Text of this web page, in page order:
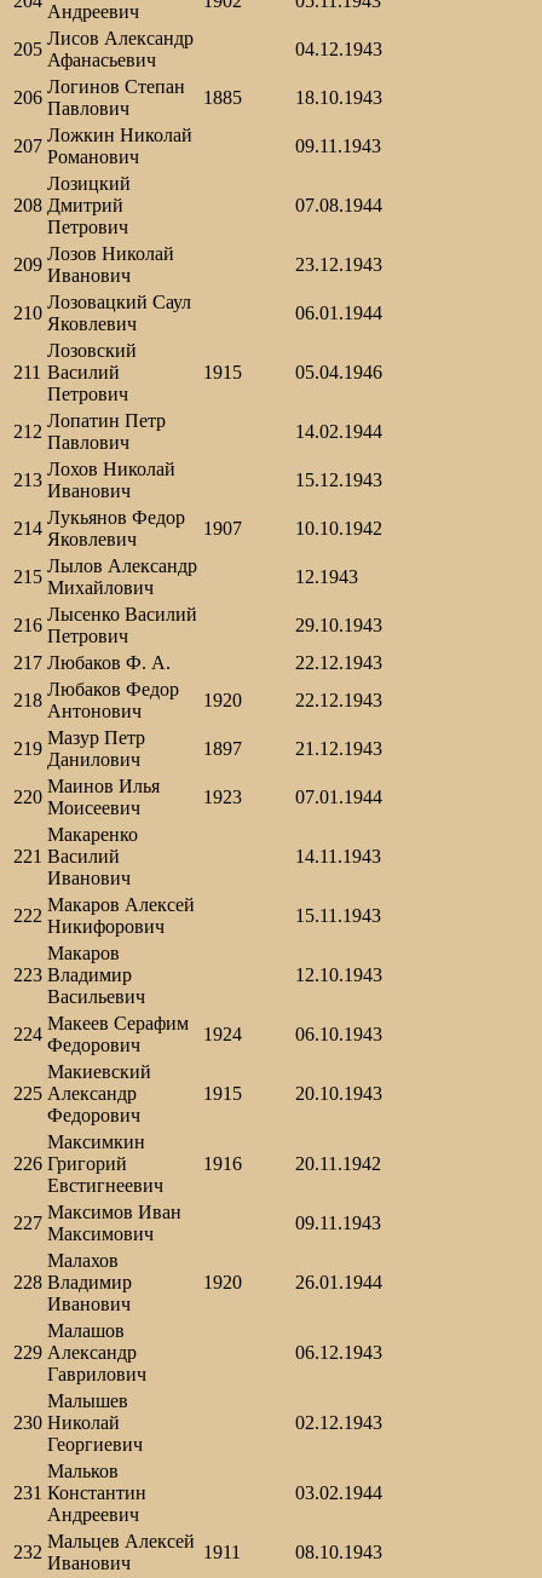
Андреевич
205
Лисов Александр
Афанасьевич
04.12.1943
206
Логинов Степан
Павлович
1885 18.10.1943
207
Ложкин Николай
Романович
09.11.1943
208
Лозицкий
Дмитрий
Петрович
07.08.1944
209
Лозов Николай
Иванович
23.12.1943
210
Лозовацкий Саул
Яковлевич
06.01.1944
211
Лозовский
Василий
Петрович
1915 05.04.1946
212
Лопатин Петр
Павлович
14.02.1944
213
Лохов Николай
Иванович
15.12.1943
214
Лукьянов Федор
Яковлевич
1907 10.10.1942
215
Лылов Александр
Михайлович
12.1943
216
Лысенко Василий
Петрович
29.10.1943
217 Любаков Ф. А.
22.12.1943
218
Любаков Федор
Антонович
1920 22.12.1943
219
Мазур Петр
Данилович
1897 21.12.1943
220
Маинов Илья
Моисеевич
1923 07.01.1944
221
Макаренко
Василий
Иванович
14.11.1943
222
Макаров Алексей
Никифорович
15.11.1943
223
Макаров
Владимир
Васильевич
12.10.1943
224
Макеев Серафим
Федорович
1924 06.10.1943
225
Макиевский
Александр
Федорович
1915 20.10.1943
226
Максимкин
Григорий
Евстигнеевич
1916 20.11.1942
227
Максимов Иван
Максимович
09.11.1943
228
Малахов
Владимир
Иванович
1920 26.01.1944
229
Малашов
Александр
Гаврилович
06.12.1943
230
Малышев
Николай
Георгиевич
02.12.1943
231
Мальков
Константин
Андреевич
03.02.1944
232
Мальцев Алексей
Иванович
1911 08.10.1943